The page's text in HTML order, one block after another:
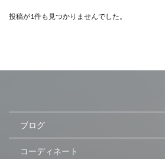
投稿が1件も見つかりませんでした。
ブログ
コーディネート